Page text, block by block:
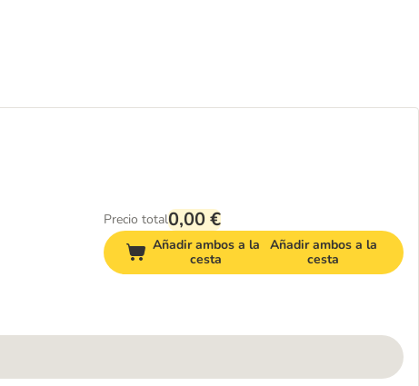
Precio total0,00 €
Añadir ambos a la
cesta
Añadir ambos a la
cesta